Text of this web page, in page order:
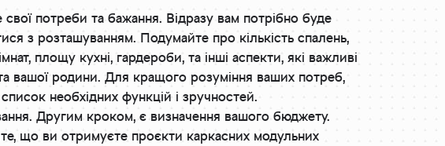
свої потреби та бажання. Відразу вам потрібно буде
з розташуванням. Подумайте про кількість спалень,
площу кухні, гардероби, та інші аспекти, які важливі
вашої родини. Для кращого розуміння ваших потреб,
необхідних функцій і зручностей.
Другим кроком, є визначення вашого бюджету.
що ви отримуєте проєкти каркасних модульних